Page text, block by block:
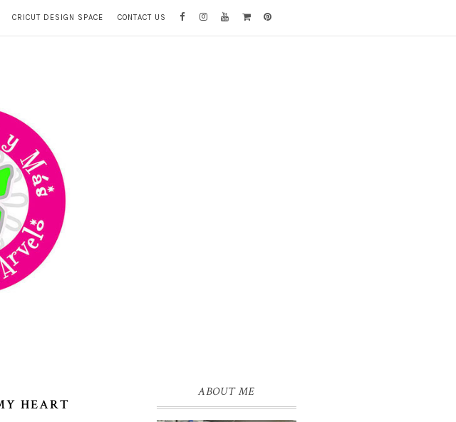
CRICUT DESIGN SPACE CONTACT US
HEART
ABOUT ME